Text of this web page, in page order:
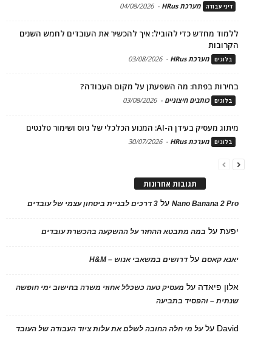
דיני עבודה מערכת HRus -
04/08/2026
ללמוד מחדש כדי להוביל: איך להכשיר את העובדים לחמש השנים
הקרובות
בלוגים מערכת HRus -
03/08/2026
בחירות בפתח: מה השפעתן על מקום העבודה?
בלוגים כותבים חיצוניים -
03/08/2026
מיתוג מעסיק בעידן ה-AI: המנוע הכלכלי של גיוס ושימור טלנטים
בלוגים מערכת HRus -
30/07/2026
תגובות אחרונות
Nano Banana 2 Proעל 3 דרכים לבניית ביטחון עצמי של עובדים
יפעתעל במה מתבטא ההחזר על ההשקעה בהכשרת עובדים
יאנא קאסםעלדרושים במשאבי אנוש – H&M
אלון פיאדה על מעסיק טעה כשכלל אחוזי משרה בחישוב ימי חופשה
שנתית – והפסיד בתביעה
David עלעל מי חלה החובה לשלם את עלות ציוד העבודה של העובד